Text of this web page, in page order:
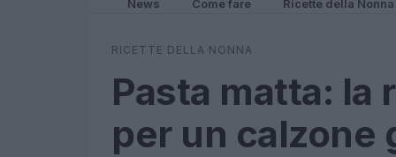
News Come fare Ricette della Nonna
RICETTE DELLA NONNA
Pasta matta: la
per un calzone